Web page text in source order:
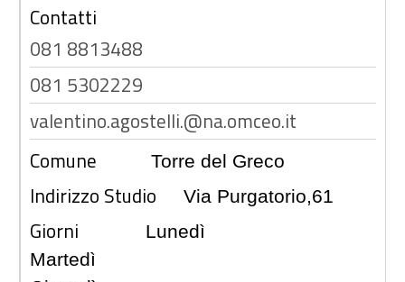
Contatti
081 8813488
081 5302229
valentino.agostelli.@na.omceo.it
Comune
Torre del Greco
Indirizzo Studio Via Purgatorio,61
Giorni
Lunedì
Martedì